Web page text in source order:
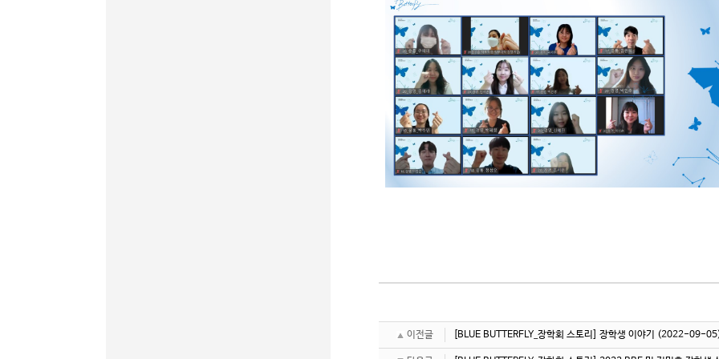
이전글 [BLUE BUTTERFLY_장학회 스토리] 장학생 이야기 (2022-09-